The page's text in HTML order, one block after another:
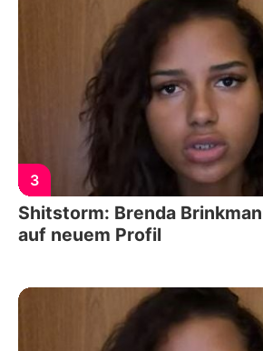
3
Shitstorm: Brenda
auf neuem Profil